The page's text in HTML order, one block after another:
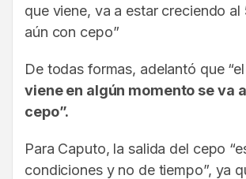
que viene, va a estar creciendo al
aún con cepo”
De todas formas, adelantó que “el
viene en algún momento se va
cepo”.
Para Caputo, la salida del cepo
condiciones y no de tiempo”, ya